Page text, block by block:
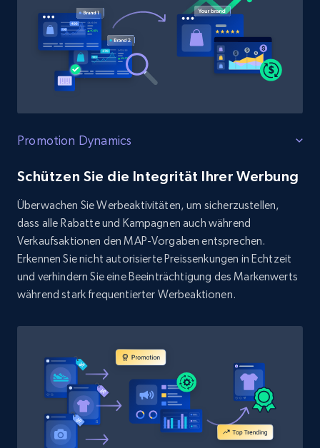
Promotion Dynamics
Schützen Sie die Integrität Ihrer Werbung
Überwachen Sie Werbeaktivitäten, um sicherzustellen,
dass alle Rabatte und Kampagnen auch während
Verkaufsaktionen den MAP-Vorgaben entsprechen.
Erkennen Sie nicht autorisierte Preissenkungen in Echtzeit
und verhindern Sie eine Beeinträchtigung des Markenwerts
während stark frequentierter Werbeaktionen.